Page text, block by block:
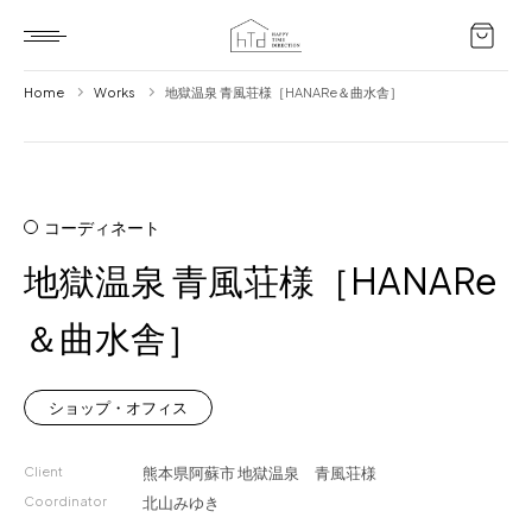
Home
Item
Brand
News
Home Works 地獄温泉 青風荘様［HANARe＆曲水舎］
コーディネート
地獄温泉 青風荘様［HANARe
＆曲水舎］
ショップ・オフィス
Client 熊本県阿蘇市地獄温泉 青風荘様
Coordinator 北山みゆき